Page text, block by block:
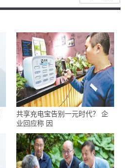
共享充电宝告别一元时代？ 企
业回应称 因